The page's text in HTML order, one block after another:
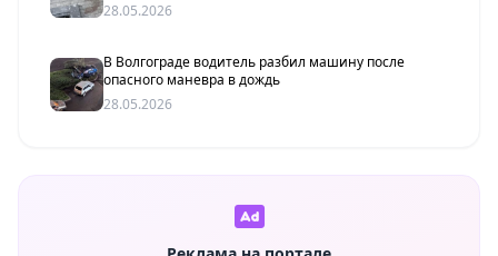
28.05.2026
В Волгограде водитель разбил машину после
опасного маневра в дождь
28.05.2026